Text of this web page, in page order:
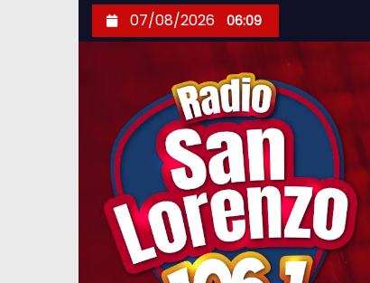
k
07/08/2026 06:09